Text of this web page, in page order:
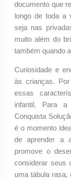
documento que
longo de toda a
seja nas
muito além do
também quando
Curiosidade e
às crianças.
essas
infantil. Para a
Conquista
é o momento
de aprender a
promove o
considerar seus
uma tábula rasa,